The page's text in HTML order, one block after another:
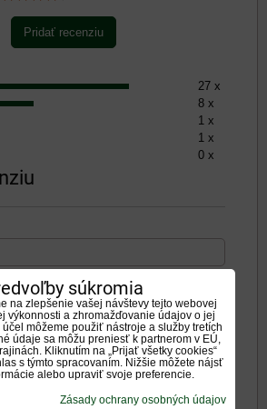
Pridať recenziu
27 x
8 x
1 x
1 x
0 x
súkromia
na zlepšenie vašej návštevy tejto webovej
výkonnosti a zhromažďovanie údajov o jej
môžeme použiť nástroje a služby tretích
údaje sa môžu preniesť k partnerom v EÚ,
Kliknutím na „Prijať všetky cookies“
s týmto spracovaním. Nižšie môžete nájsť
alebo upraviť svoje preferencie.
Zásady ochrany osobných údajov